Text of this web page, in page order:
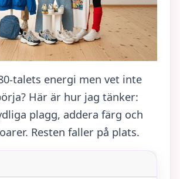
talets energi men vet inte
Här är hur jag tänker:
plagg, addera färg och
Resten faller på plats.